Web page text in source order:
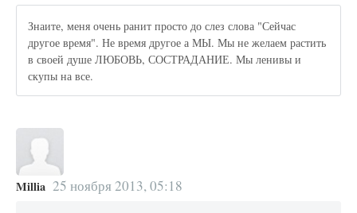
Знаите, меня очень ранит просто до слез слова "Сейчас
другое время". Не время другое а МЫ. Мы не желаем растить
в своей душе ЛЮБОВЬ, СОСТРАДАНИЕ. Мы ленивы и
скупы на все.
Millia 25 ноября 2013, 05:18